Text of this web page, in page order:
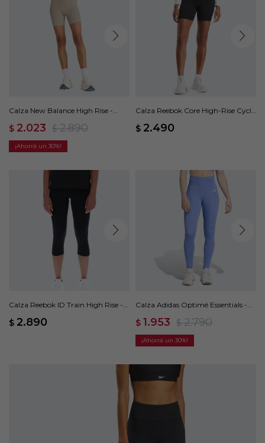
Calza New Balance High Rise -
$ 2.023 $ 2.890
30
Calza Reebok Core High-Rise Cycle
$ 2.490
Calza Reebok ID Train High Rise -
$ 2.890
Calza Adidas Optimé Essentials -
$ 1.953 $ 2.790
30